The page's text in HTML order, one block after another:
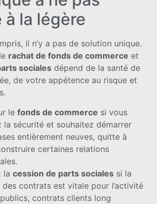
à la légère
il n’y a pas de solution unique.
rachat de fonds de commerce et
sociales dépend de la santé de
de votre appétence au risque et
le fonds de commerce si vous
la sécurité et souhaitez démarrer
entièrement neuves, quitte à
certaines relations
la cession de parts sociales si la
contrats est vitale pour l’activité
contrats clients long